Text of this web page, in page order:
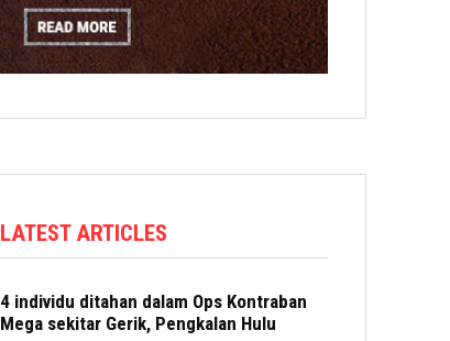
LATEST ARTICLES
4 individu ditahan dalam Ops Kontraban
Mega sekitar Gerik, Pengkalan Hulu